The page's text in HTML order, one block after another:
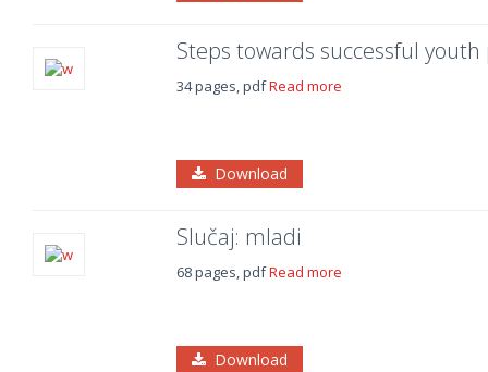
Steps towards successful
34 pages, pdfRead more
Download
Slučaj: mladi
68 pages, pdfRead more
Download